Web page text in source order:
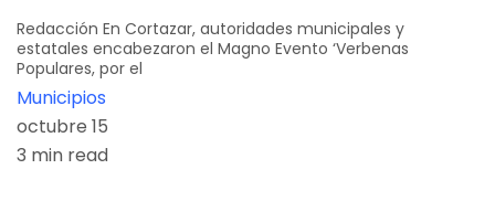
Redacción En Cortazar, autoridades municipales y
estatales encabezaron el Magno Evento ‘Verbenas
Populares, por el
Municipios
octubre 15
3 min read